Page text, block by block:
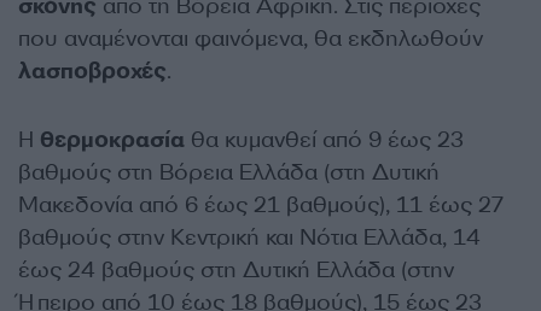
σκόνης από τη Βόρεια Αφρική. Στις περιοχές
που αναμένονται φαινόμενα, θα εκδηλωθούν
λασποβροχές.
Η θερμοκρασία θα κυμανθεί από 9 έως 23
βαθμούς στη Βόρεια Ελλάδα (στη Δυτική
Μακεδονία από 6 έως 21 βαθμούς), 11 έως 27
βαθμούς στην Κεντρική και Νότια Ελλάδα, 14
έως 24 βαθμούς στη Δυτική Ελλάδα (στην
Ήπειρο από 10 έως 18 βαθμούς), 15 έως 23